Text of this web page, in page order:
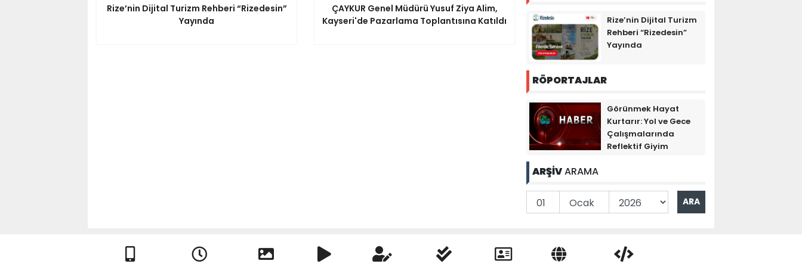
Rize’nin Dijital Turizm Rehberi “Rizedesin”
Yayında
ÇAYKUR Genel Müdürü Yusuf Ziya Alim,
Kayseri'de Pazarlama Toplantısına Katıldı
Rize’nin Dijital Turizm
Rehberi “Rizedesin”
Yayında
RÖPORTAJLAR
Görünmek Hayat
Kurtarır: Yol ve Gece
Çalışmalarında
Reflektif Giyim
ARŞİVARAMA